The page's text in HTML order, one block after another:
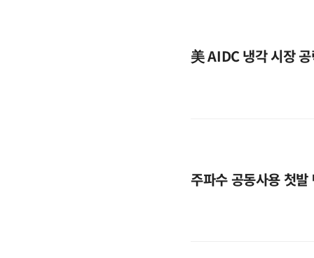
美 AIDC 냉각 시장
주파수 공동사용 첫